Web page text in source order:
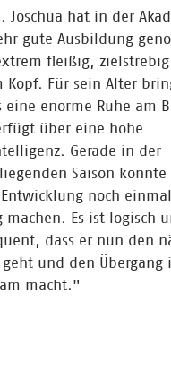
Joschua hat in der
gute Ausbildung
fleißig, zielstrebig
Kopf. Für sein Alter
eine enorme Ruhe am
über eine hohe
Gerade in der
Saison konnte
noch
machen. Es ist logisch
dass er nun den
geht und den Übergang
macht."